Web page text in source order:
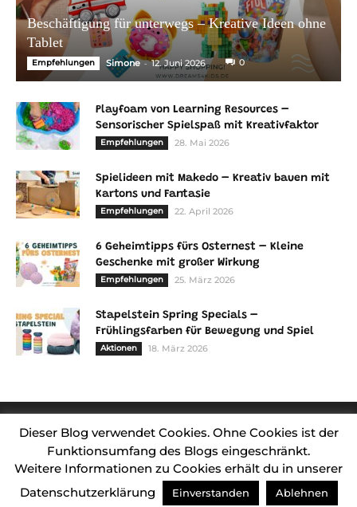
Beschäftigung für unterwegs – Kreative Ideen ohne
Tablet
Empfehlungen Simone - 12. Juni 2026 0
Playfoam von Learning Resources –
Sensorischer Spielspaß mit Kreativfaktor
Empfehlungen 28. Mai 2026
Spielideen mit Makedo – Kreativ bauen mit
Kartons und Fantasie
Empfehlungen 22. April 2026
6 Geheimtipps fürs Osternest – Kleine
Geschenke mit großer Wirkung
Empfehlungen 25. März 2026
Stapelstein Spring Specials –
Frühlingsfarben für Bewegung und Spiel
Aktionen 18. März 2026
Kontakt Kooperationen
Dieser Blog verwendet Cookies. Ohne Cookies ist der
Funktionsumfang des Blogs eingeschränkt.
Weitere Informationen zu Cookies erhält du in unserer
Datenschutzerklärung
Einverstanden Ablehnen